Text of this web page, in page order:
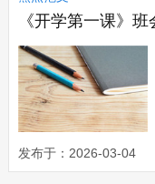
发布于：2026-03-04